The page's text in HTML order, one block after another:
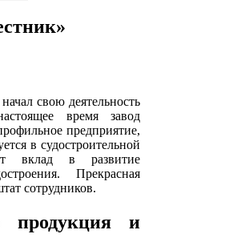
свою деятельность
время завод
предприятие,
в судостроительной
вклад в развитие
Прекрасная
сотрудников.
продукция и